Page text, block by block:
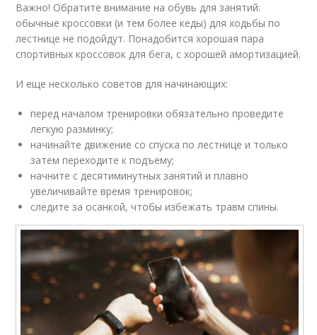
Важно! Обратите внимание на обувь для занятий:
обычные кроссовки (и тем более кеды) для ходьбы по
лестнице не подойдут. Понадобится хорошая пара
спортивных кроссовок для бега, с хорошей амортизацией.
И еще несколько советов для начинающих:
перед началом тренировки обязательно проведите
легкую разминку;
начинайте движение со спуска по лестнице и только
затем переходите к подъему;
начните с десятиминутных занятий и плавно
увеличивайте время тренировок;
следите за осанкой, чтобы избежать травм спины.